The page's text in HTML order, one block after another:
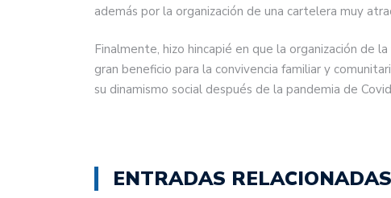
además por la organización de una cartelera muy
Finalmente, hizo hincapié en que la organización de
gran beneficio para la convivencia familiar y
su dinamismo social después de la pandemia de
ENTRADAS RELACIONADAS